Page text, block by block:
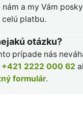
nám a my Vám
platbu.
otázku?
prípade nás
+421 2222 000 62
formulár.